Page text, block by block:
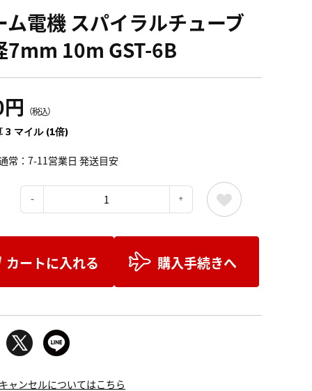
ム電機 スパイラルチューブ
7mm 10m GST-6B
（税込）
3 マイル (1倍)
常：7-11営業日 発送目安
カートに入れる 購入手続きへ
ャンセルについてはこちら